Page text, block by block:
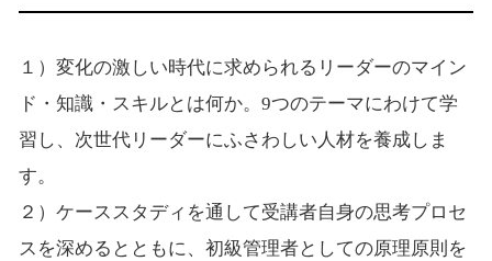
１）変化の激しい時代に求められるリーダーのマイン
ド・知識・スキルとは何か。9つのテーマにわけて学
習し、次世代リーダーにふさわしい人材を養成しま
す。
２）ケーススタディを通して受講者自身の思考プロセ
スを深めるとともに、初級管理者としての原理原則を